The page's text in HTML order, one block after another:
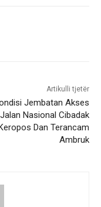
Artikulli tjetër
Jembatan Akses
Jalan Nasional Cibadak
Dan Terancam
Ambruk